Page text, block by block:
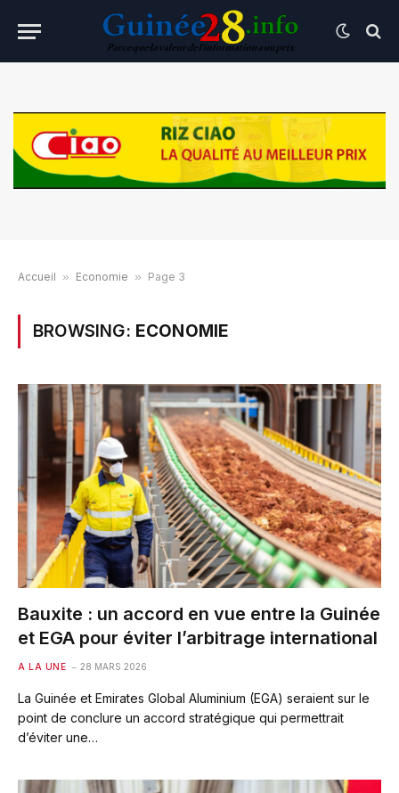
Accueil » Economie » Page 3
BROWSING: ECONOMIE
Bauxite : un accord en vue entre la Guinée
et EGA pour éviter l’arbitrage international
A LA UNE 28 MARS 2026
La Guinée et Emirates Global Aluminium (EGA) seraient sur le
point de conclure un accord stratégique qui permettrait
d’éviter une…